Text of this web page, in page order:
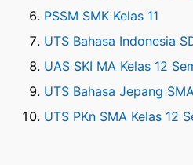
PSSM SMK Kelas 11
UTS Bahasa Indonesia
UAS SKI MA Kelas 12
UTS Bahasa Jepang
UTS PKn SMA Kelas 12